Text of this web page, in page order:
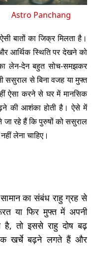
Astro Panchang
बातों का जिक्र मिलता है।
आर्थिक स्थिति पर देखने को
लेन-देन बहुत सोच-समझकर
ससुराल से बिना वजह या मुफ्त
ऐसा करने से घर में मानसिक
की आशंका होती है। ऐसे में
रहे हैं कि पुरुषों को ससुराल
लेना चाहिए।
का संबंध राहु ग्रह से
या फिर मुफ्त में अपनी
है, तो इससे राहु दोष बढ़
खर्चे बढ़ने लगते हैं और